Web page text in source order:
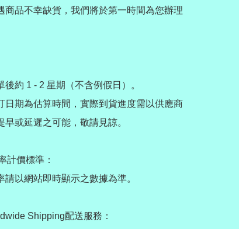
品不幸缺貨，我們將於第一時間為您辦理
約 1 - 2 星期（不含例假日）。
期為估算時間，實際到貨進度需以供應商
早或延遲之可能，敬請見諒。
計價標準：
以網站即時顯示之數據為準。
Shipping配送服務：